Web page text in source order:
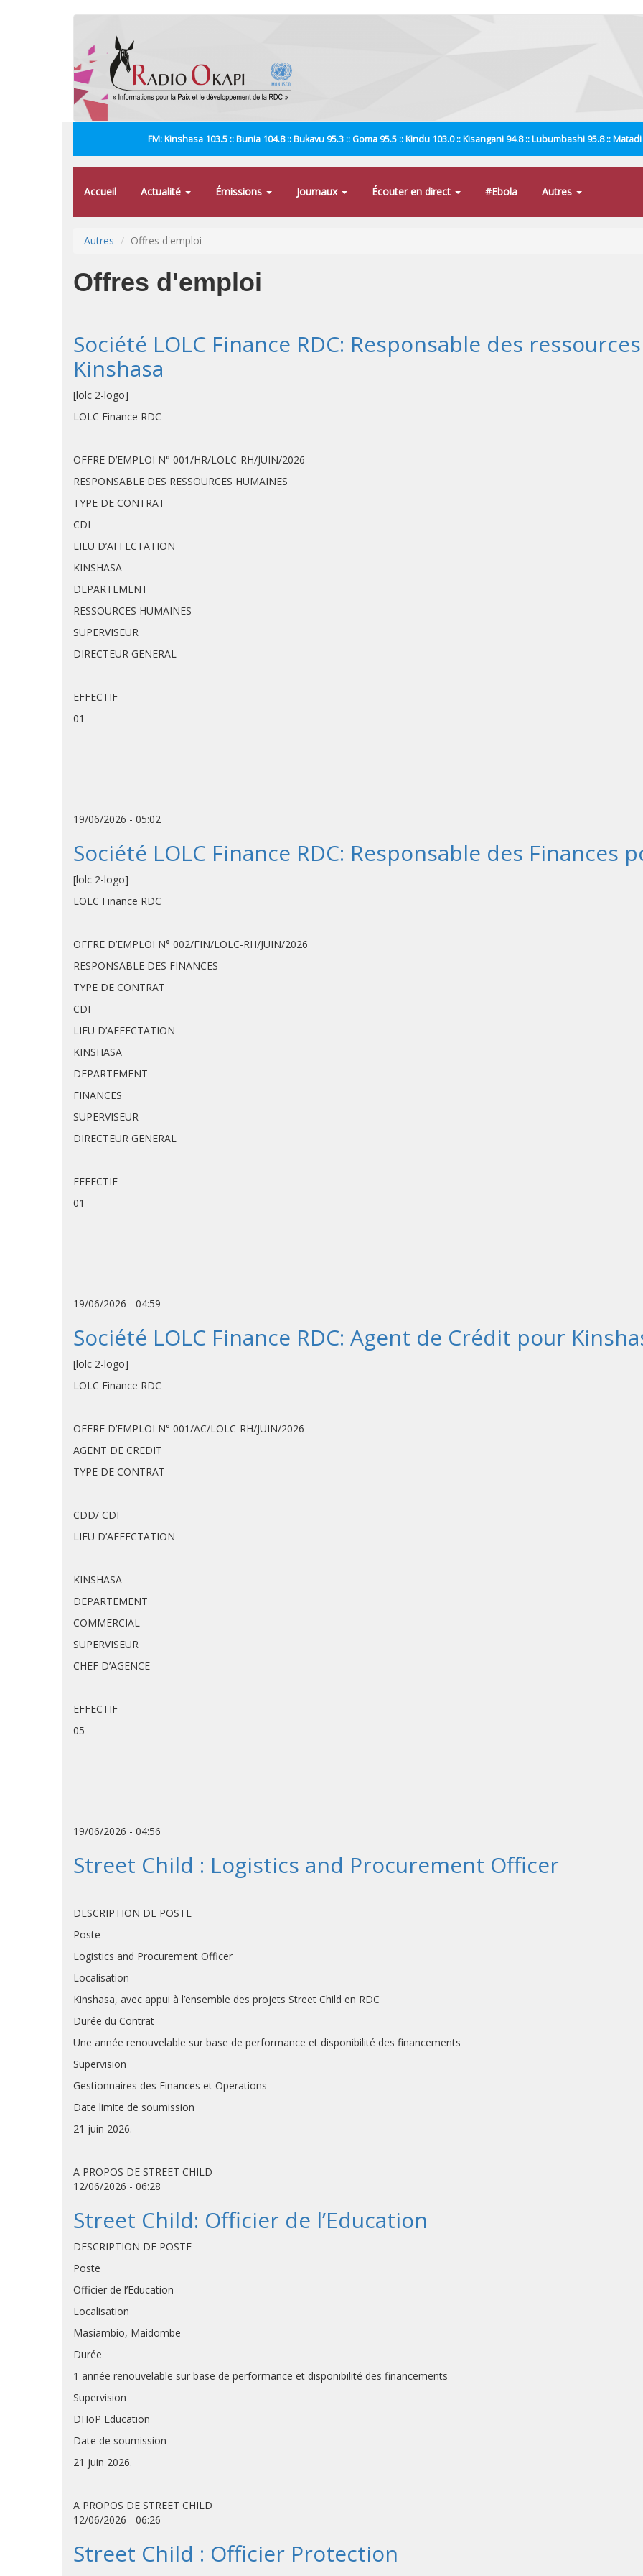
FM: Kinshasa 103.5 :: Bunia 104.8 :: Bukavu 95.3 :: Goma 95.5 :: Kindu 103.0 :: Kisangani 94.8 :: Lubumbashi 95.8 ::
Accueil Actualité Émissions Journaux Écouter en direct #Ebola Autres
Autres Offres d'emploi
Offres d'emploi
Société LOLC Finance RDC: Responsable des
Kinshasa
[lolc 2-logo]
LOLC Finance RDC
OFFRE D’EMPLOI N° 001/HR/LOLC-RH/JUIN/2026
RESPONSABLE DES RESSOURCES HUMAINES
TYPE DE CONTRAT
CDI
LIEU D’AFFECTATION
KINSHASA
DEPARTEMENT
RESSOURCES HUMAINES
SUPERVISEUR
DIRECTEUR GENERAL
EFFECTIF
01
19/06/2026 - 05:02
Société LOLC Finance RDC: Responsable des Finances
[lolc 2-logo]
LOLC Finance RDC
OFFRE D’EMPLOI N° 002/FIN/LOLC-RH/JUIN/2026
RESPONSABLE DES FINANCES
TYPE DE CONTRAT
CDI
LIEU D’AFFECTATION
KINSHASA
DEPARTEMENT
FINANCES
SUPERVISEUR
DIRECTEUR GENERAL
EFFECTIF
01
19/06/2026 - 04:59
Société LOLC Finance RDC: Agent de Crédit pour
[lolc 2-logo]
LOLC Finance RDC
OFFRE D’EMPLOI N° 001/AC/LOLC-RH/JUIN/2026
AGENT DE CREDIT
TYPE DE CONTRAT
CDD/ CDI
LIEU D’AFFECTATION
KINSHASA
DEPARTEMENT
COMMERCIAL
SUPERVISEUR
CHEF D’AGENCE
EFFECTIF
05
19/06/2026 - 04:56
Street Child : Logistics and Procurement Officer
DESCRIPTION DE POSTE
Poste
Logistics and Procurement Officer
Localisation
Kinshasa, avec appui à l’ensemble des projets Street Child en RDC
Durée du Contrat
Une année renouvelable sur base de performance et disponibilité des financements
Supervision
Gestionnaires des Finances et Operations
Date limite de soumission
21 juin 2026.
A PROPOS DE STREET CHILD
12/06/2026 - 06:28
Street Child: Officier de l’Education
DESCRIPTION DE POSTE
Poste
Officier de l’Education
Localisation
Masiambio, Maidombe
Durée
1 année renouvelable sur base de performance et disponibilité des financements
Supervision
DHoP Education
Date de soumission
21 juin 2026.
A PROPOS DE STREET CHILD
12/06/2026 - 06:26
Street Child : Officier Protection